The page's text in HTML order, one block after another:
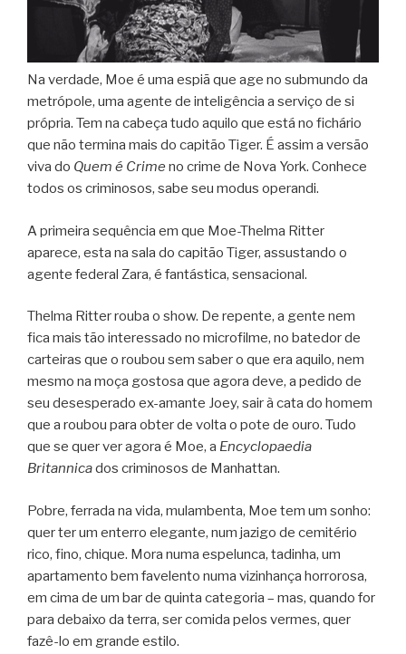
Na verdade, Moe é uma espiã que age no submundo da
metrópole, uma agente de inteligência a serviço de si
própria. Tem na cabeça tudo aquilo que está no fichário
que não termina mais do capitão Tiger. É assim a versão
viva do Quem é Crime no crime de Nova York. Conhece
todos os criminosos, sabe seu modus operandi.
A primeira sequência em que Moe-Thelma Ritter
aparece, esta na sala do capitão Tiger, assustando o
agente federal Zara, é fantástica, sensacional.
Thelma Ritter rouba o show. De repente, a gente nem
fica mais tão interessado no microfilme, no batedor de
carteiras que o roubou sem saber o que era aquilo, nem
mesmo na moça gostosa que agora deve, a pedido de
seu desesperado ex-amante Joey, sair à cata do homem
que a roubou para obter de volta o pote de ouro. Tudo
que se quer ver agora é Moe, a Encyclopaedia
Britannicados criminosos de Manhattan.
Pobre, ferrada na vida, mulambenta, Moe tem um sonho:
quer ter um enterro elegante, num jazigo de cemitério
rico, fino, chique. Mora numa espelunca, tadinha, um
apartamento bem favelento numa vizinhança horrorosa,
em cima de um bar de quinta categoria – mas, quando for
para debaixo da terra, ser comida pelos vermes, quer
fazê-lo em grande estilo.